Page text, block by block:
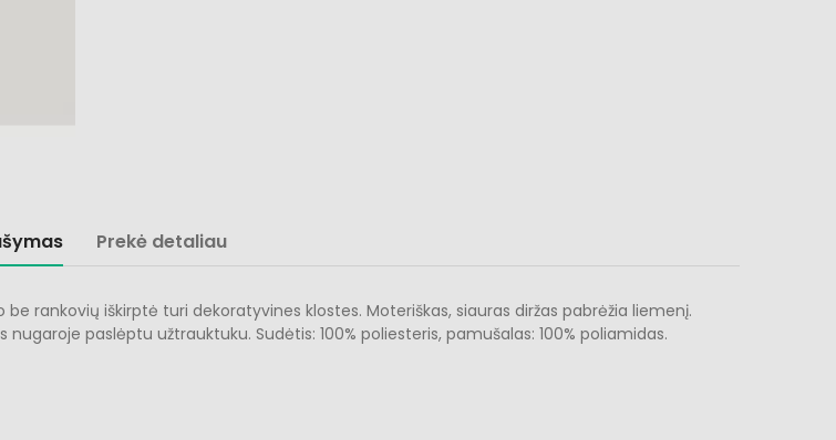
Prekė detaliau
rankovių iškirptė turi dekoratyvines klostes. Moteriškas, siauras diržas pabrėžia liemenį.
paslėptu užtrauktuku. Sudėtis: 100% poliesteris, pamušalas: 100% poliamidas.